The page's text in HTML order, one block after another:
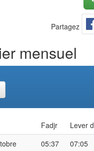
Partagez
mensuel
Fadjr Lever
05:37 07:05